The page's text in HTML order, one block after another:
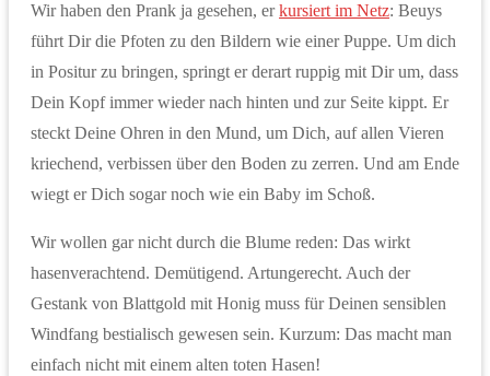
Wir haben den Prank ja gesehen, erkursiert im Netz: Beuys
führt Dir die Pfoten zu den Bildern wie einer Puppe. Um dich
in Positur zu bringen, springt er derart ruppig mit Dir um, dass
Dein Kopf immer wieder nach hinten und zur Seite kippt. Er
steckt Deine Ohren in den Mund, um Dich, auf allen Vieren
kriechend, verbissen über den Boden zu zerren. Und am Ende
wiegt er Dich sogar noch wie ein Baby im Schoß.
Wir wollen gar nicht durch die Blume reden: Das wirkt
hasenverachtend. Demütigend. Artungerecht. Auch der
Gestank von Blattgold mit Honig muss für Deinen sensiblen
Windfang bestialisch gewesen sein. Kurzum: Das macht man
einfach nicht mit einem alten toten Hasen!